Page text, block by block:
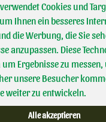
Cookies und
Ihnen ein besseres
die Werbung, die Sie
anzupassen. Diese
Ergebnisse zu messen,
unsere Besucher
weiter zu entwickeln.
Alle akzeptieren
Linse Grillgemüse
3,29
Anzahl